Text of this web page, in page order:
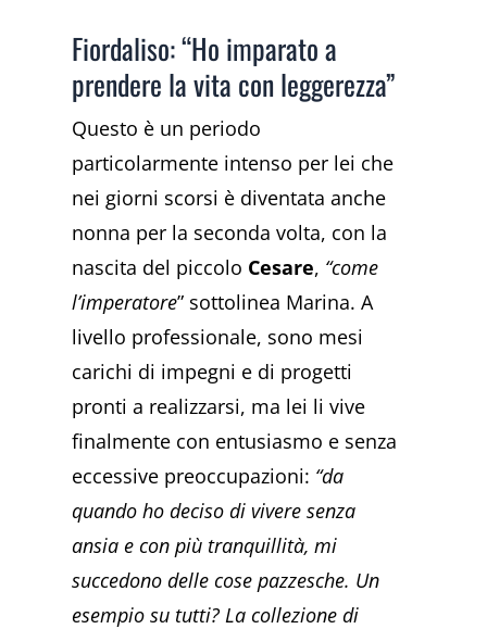
Fiordaliso: “Ho imparato a
prendere la vita con leggerezza”
Questo è un periodo
particolarmente intenso per lei che
nei giorni scorsi è diventata anche
nonna per la seconda volta, con la
nascita del piccolo Cesare, “come
l’imperatore” sottolinea Marina. A
livello professionale, sono mesi
carichi di impegni e di progetti
pronti a realizzarsi, ma lei li vive
finalmente con entusiasmo e senza
eccessive preoccupazioni: “da
quando ho deciso di vivere senza
ansia e con più tranquillità, mi
succedono delle cose pazzesche. Un
esempio su tutti? La collezione di